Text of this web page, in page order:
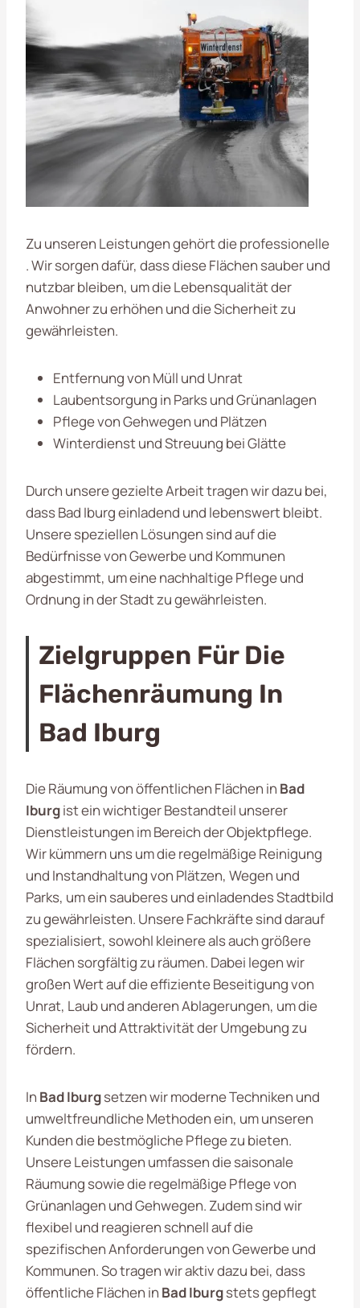
Zu unseren Leistungen gehört die professionelle
. Wir sorgen dafür, dass diese Flächen sauber und
nutzbar bleiben, um die Lebensqualität der
Anwohner zu erhöhen und die Sicherheit zu
gewährleisten.
Entfernung von Müll und Unrat
Laubentsorgung in Parks und Grünanlagen
Pflege von Gehwegen und Plätzen
Winterdienst und Streuung bei Glätte
Durch unsere gezielte Arbeit tragen wir dazu bei,
dass Bad Iburg einladend und lebenswert bleibt.
Unsere speziellen Lösungen sind auf die
Bedürfnisse von Gewerbe und Kommunen
abgestimmt, um eine nachhaltige Pflege und
Ordnung in der Stadt zu gewährleisten.
Zielgruppen Für Die
Flächenräumung In
Bad Iburg
Die Räumung von öffentlichen Flächen in Bad
Iburgist ein wichtiger Bestandteil unserer
Dienstleistungen im Bereich der Objektpflege.
Wir kümmern uns um die regelmäßige Reinigung
und Instandhaltung von Plätzen, Wegen und
Parks, um ein sauberes und einladendes Stadtbild
zu gewährleisten. Unsere Fachkräfte sind darauf
spezialisiert, sowohl kleinere als auch größere
Flächen sorgfältig zu räumen. Dabei legen wir
großen Wert auf die effiziente Beseitigung von
Unrat, Laub und anderen Ablagerungen, um die
Sicherheit und Attraktivität der Umgebung zu
fördern.
In Bad Iburgsetzen wir moderne Techniken und
umweltfreundliche Methoden ein, um unseren
Kunden die bestmögliche Pflege zu bieten.
Unsere Leistungen umfassen die saisonale
Räumung sowie die regelmäßige Pflege von
Grünanlagen und Gehwegen. Zudem sind wir
flexibel und reagieren schnell auf die
spezifischen Anforderungen von Gewerbe und
Kommunen. So tragen wir aktiv dazu bei, dass
öffentliche Flächen in Bad Iburgstets gepflegt